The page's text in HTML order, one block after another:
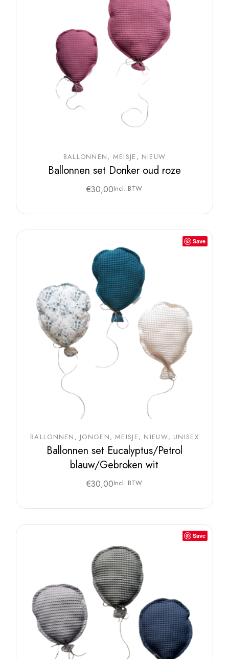
BALLONNEN MEISJE NIEUW
Ballonnen set Donker oud roze
€30,00Incl. BTW
Save
BALLONNEN JONGEN MEISJE NIEUW UNISEX
Ballonnen set Eucalyptus/Petrol
blauw/Gebroken wit
€30,00Incl. BTW
Save